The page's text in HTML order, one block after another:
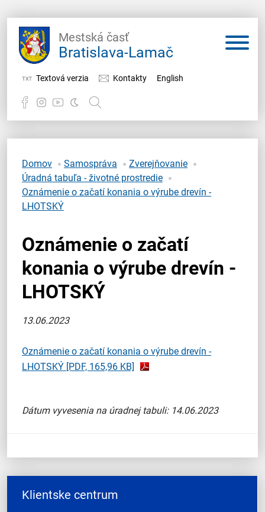
Mestská časť
Bratislava-Lamač
Textová verzia Kontakty English
Samospráva
Miestny úrad
O Lamači
Domov Samospráva
Zverejňovanie
Úradná tabuľa - životné prostredie
Oznámenie o začatí konania o výrube drevín -
LHOTSKÝ
Oznámenie o začatí
konania o výrube drevín -
LHOTSKÝ
13.06.2023
Oznámenie o začatí konania o výrube drevín -
LHOTSKÝ [PDF, 165,96 KB]
Dátum vyvesenia na úradnej tabuli: 14.06.2023
Klientske centrum